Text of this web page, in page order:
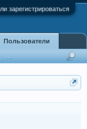
зарегистрироваться
Пользователи